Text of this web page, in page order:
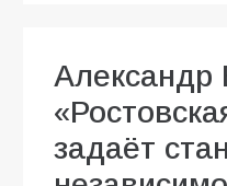
Александр
задаёт